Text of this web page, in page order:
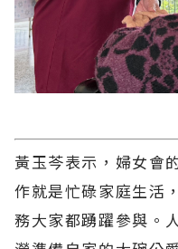
黃玉芩表示，婦女會
作就是忙碌家庭生活
務大家都踴躍參與。